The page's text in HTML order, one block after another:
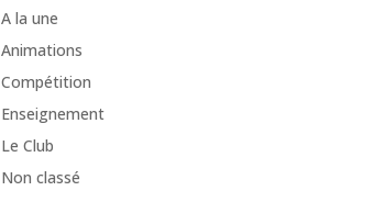
A la une
Animations
Compétition
Enseignement
Le Club
Non classé